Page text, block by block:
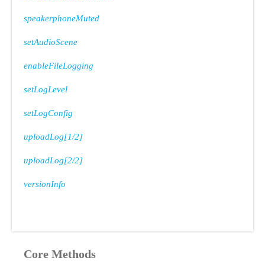
speakerphoneMuted
setAudioScene
enableFileLogging
setLogLevel
setLogConfig
uploadLog[1/2]
uploadLog[2/2]
versionInfo
Core Methods